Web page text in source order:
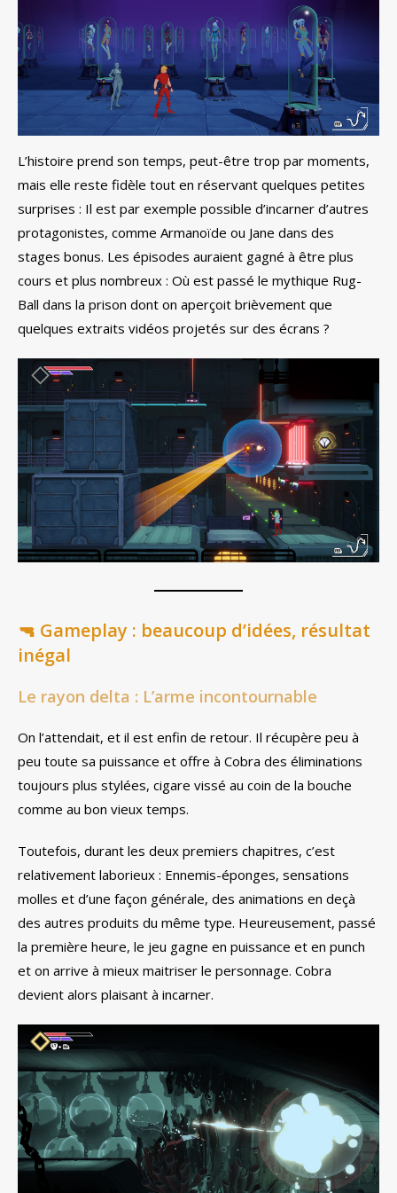
L’histoire prend son temps, peut-être trop par moments,
mais elle reste fidèle tout en réservant quelques petites
surprises : Il est par exemple possible d’incarner d’autres
protagonistes, comme Armanoïde ou Jane dans des
stages bonus. Les épisodes auraient gagné à être plus
cours et plus nombreux : Où est passé le mythique Rug-
Ball dans la prison dont on aperçoit brièvement que
quelques extraits vidéos projetés sur des écrans ?
🔫 Gameplay : beaucoup d’idées, résultat
inégal
Le rayon delta : L’arme incontournable
On l’attendait, et il est enfin de retour. Il récupère peu à
peu toute sa puissance et offre à Cobra des éliminations
toujours plus stylées, cigare vissé au coin de la bouche
comme au bon vieux temps.
Toutefois, durant les deux premiers chapitres, c’est
relativement laborieux : Ennemis-éponges, sensations
molles et d’une façon générale, des animations en deçà
des autres produits du même type. Heureusement, passé
la première heure, le jeu gagne en puissance et en punch
et on arrive à mieux maitriser le personnage. Cobra
devient alors plaisant à incarner.